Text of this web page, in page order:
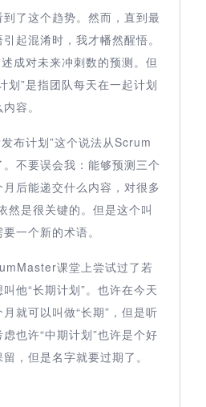
了这个趋势。然而，直到最
起混淆时，我才幡然醒悟。
成对未来冲刺数的预测。但
划”是指团队每天在一起计划
容。
布计划”这个说法从Scrum
不要误会我：能够预测三个
后能递交什么内容，对很多
是很关键的。但是这个叫
一个新的术语。
课堂上尝试过了若
他“长期计划”。也许在今天
就可以叫做“长期”，但是听
也许“中期计划”也许是个好
，但是名字就要过期了。